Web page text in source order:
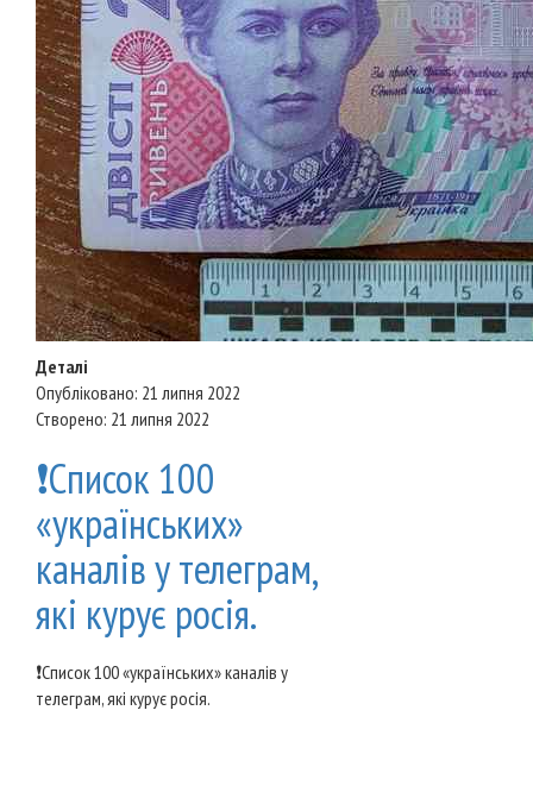
Деталі
Опубліковано: 21 липня 2022
Створено: 21 липня 2022
❗️Список 100
«українських»
каналів у телеграм,
які курує росія.
❗️Список 100 «українських» каналів у
телеграм, які курує росія.